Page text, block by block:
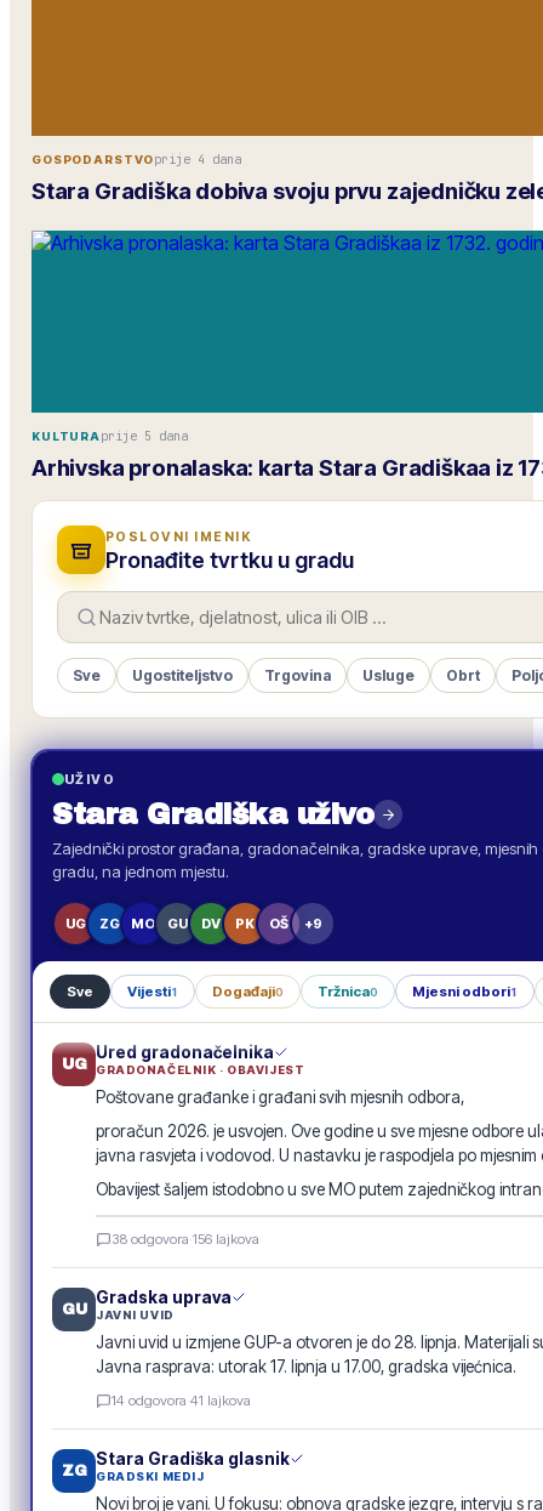
GOSPODARSTVOprije 4 dana
Stara Gradiška dobiva svoju prvu zajedničku
KULTURA prije 5 dana
Arhivska pronalaska: karta Stara Gradiškaa iz
POSLOVNI IMENIK
Pronađite tvrtku u gradu
Sve Ugostiteljstvo Trgovina Usluge Obrt
UŽIVO
Stara Gradiškauživo
Zajednički prostor građana, gradonačelnika, gradske uprave,
gradu, na jednom mjestu.
UG ZG MO GU DV PK OŠ +9
Sve Vijesti1 Događaji0 Tržnica0 Mjesni odbori1
UG
Ured gradonačelnika
GRADONAČELNIK · OBAVIJEST
Poštovane građanke i građani svih mjesnih odbora,
proračun 2026. je usvojen. Ove godine u sve mjesne odbore
javna rasvjeta i vodovod. U nastavku je raspodjela po mjesnim
Obavijest šaljem istodobno u sve MO putem zajedničkog
GRADSKA OBAVIJEST
Raspodjela investicija 2026. · po mjesnim odborima
38 odgovora·156 lajkova
GU
Gradska uprava
JAVNI UVID
Javni uvid u izmjene GUP-a otvoren je do 28. lipnja. Materijali
Javna rasprava: utorak 17. lipnja u 17.00, gradska vijećnica.
14 odgovora·41 lajkova
ZG
Stara Gradiška glasnik
GRADSKI MEDIJ
Novi broj je vani. U fokusu: obnova gradske jezgre, intervju s